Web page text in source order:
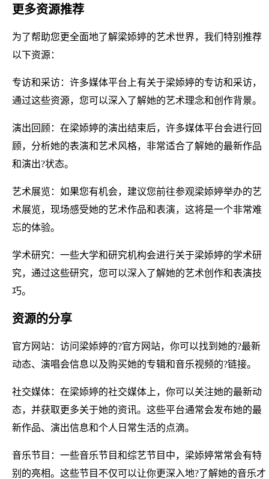
更多资源推荐
为了帮助您更全面地了解梁婖婷的艺术世界，我们特别推荐
以下资源：
专访和采访：许多媒体平台上有关于梁婖婷的专访和采访，
通过这些资源，您可以深入了解她的艺术理念和创作背景。
演出回顾：在梁婖婷的演出结束后，许多媒体平台会进行回
顾，分析她的表演和艺术风格，非常适合了解她的最新作品
和演出?状态。
艺术展览：如果您有机会，建议您前往参观梁婖婷举办的艺
术展览，现场感受她的艺术作品和表演，这将是一个非常难
忘的体验。
学术研究：一些大学和研究机构会进行关于梁婖婷的学术研
究，通过这些研究，您可以深入了解她的艺术创作和表演技
巧。
资源的分享
官方网站：访问梁婖婷的?官方网站，你可以找到她的?最新
动态、演唱会信息以及购买她的专辑和音乐视频的?链接。
社交媒体：在梁婖婷的社交媒体上，你可以关注她的最新动
态，并获取更多关于她的资讯。这些平台通常会发布她的最
新作品、演出信息和个人日常生活的点滴。
音乐节目：一些音乐节目和综艺节目中，梁婖婷常常会有特
别的亮相。这些节目不仅可以让你更深入地?了解她的音乐才